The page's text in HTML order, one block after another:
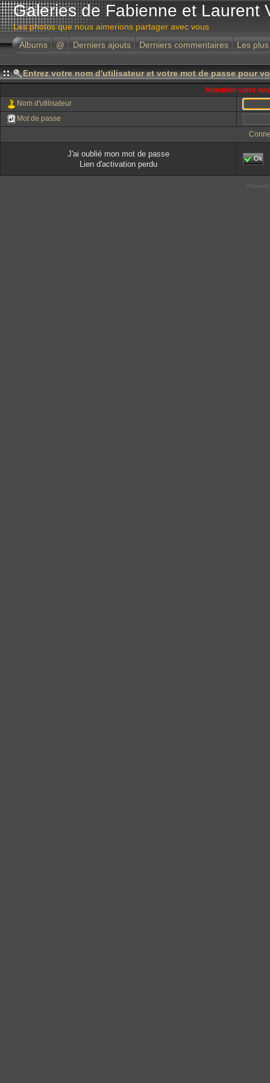
Galeries de Fabienne et Laurent
Les photos que nous aimerions partager avec vous
Albums
@ Derniers ajouts Derniers commentaires Les
Entrez votre nom d'utilisateur et votre mot de passe pour
Attention votre
Nom d'utilisateur
Mot de passe
J'ai oublié mon mot de passe
Lien d'activation perdu
Ok